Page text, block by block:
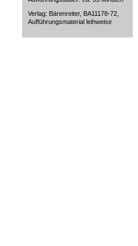
Verlag: Bärenreiter, BA11178-72,
Aufführungsmaterial leihweise